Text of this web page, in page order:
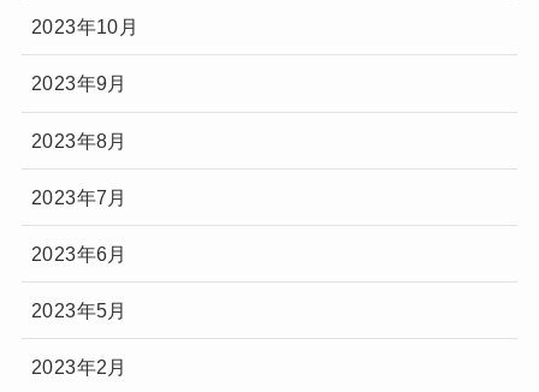
2023年10月
2023年9月
2023年8月
2023年7月
2023年6月
2023年5月
2023年2月